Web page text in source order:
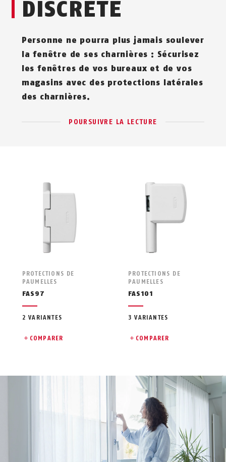
DISCRÈTE
Personne ne pourra plus jamais soulever
la fenêtre de ses charnières : Sécurisez
les fenêtres de vos bureaux et de vos
magasins avec des protections latérales
des charnières.
POURSUIVRE LA LECTURE
PROTECTIONS DE
PAUMELLES
FAS97
2 VARIANTES
COMPARER
PROTECTIONS DE
PAUMELLES
FAS101
3 VARIANTES
COMPARER